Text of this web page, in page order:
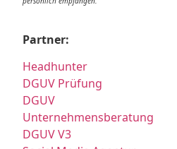
Partner:
Headhunter
DGUV Prüfung
DGUV
Unternehmensberatung
DGUV V3